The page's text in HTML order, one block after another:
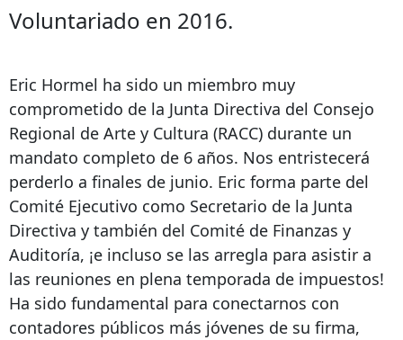
Voluntariado en 2016.
Eric Hormel ha sido un miembro muy
comprometido de la Junta Directiva del Consejo
Regional de Arte y Cultura (RACC) durante un
mandato completo de 6 años. Nos entristecerá
perderlo a finales de junio. Eric forma parte del
Comité Ejecutivo como Secretario de la Junta
Directiva y también del Comité de Finanzas y
Auditoría, ¡e incluso se las arregla para asistir a
las reuniones en plena temporada de impuestos!
Ha sido fundamental para conectarnos con
contadores públicos más jóvenes de su firma,